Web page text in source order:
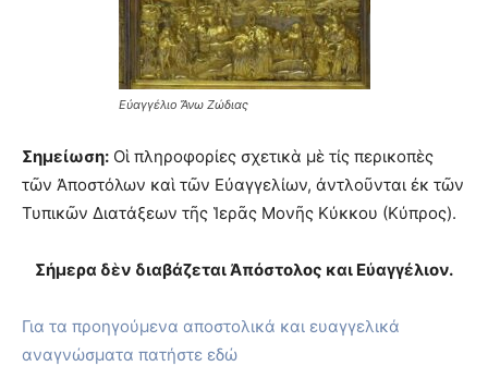
Εὐαγγέλιο Ἄνω Ζώδιας
Σημείωση: Οἱ πληροφορίες σχετικὰ μὲ τίς περικοπὲς
τῶν Ἀποστόλων καὶ τῶν Εὐαγγελίων, ἀντλοῦνται ἐκ τῶν
Τυπικῶν Διατάξεων τῆς Ἱερᾶς Μονῆς Κύκκου (Κύπρος).
Σήμερα δὲν διαβάζεται Ἀπόστολος και Εὐαγγέλιον.
Για τα προηγούμενα αποστολικά και ευαγγελικά
αναγνώσματα πατήστε εδώ